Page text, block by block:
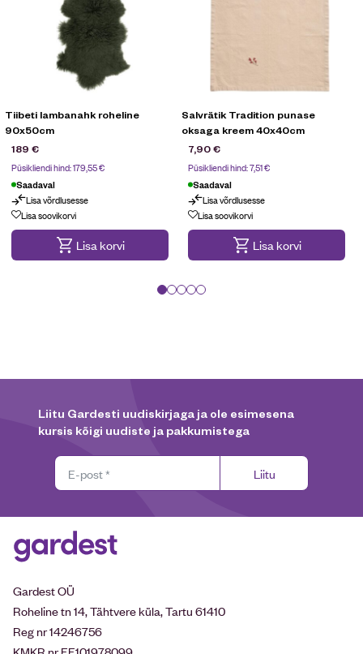
Tiibeti lambanahk roheline
90x50cm
189 €
Püsikliendi hind:179,55€
Saadaval
Lisa võrdlusesse
Lisa soovikorvi
Lisa korvi
Salvrätik Tradition punase
oksaga kreem 40x40cm
7,90€
Püsikliendi hind:7,51€
Saadaval
Lisa võrdlusesse
Lisa soovikorvi
Lisa korvi
Liitu Gardesti uudiskirjaga ja ole esimesena
kursis kõigi uudiste ja pakkumistega
Liitu
Gardest OÜ
Roheline tn 14, Tähtvere küla, Tartu 61410
Reg nr 14246756